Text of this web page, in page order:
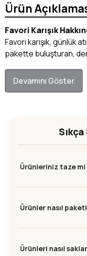
Ürün
Favori Karışık
Favori karışık, günlük
pakette buluşturan,
Devamını Göster
Ürünleriniz taze mi
Ürünler nasıl
Ürünleri nasıl